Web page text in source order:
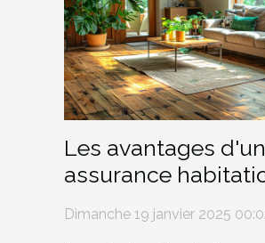
Les avantages
assurance
couvrant les travaux
d'isolation
Dimanche 19 janvier 2025